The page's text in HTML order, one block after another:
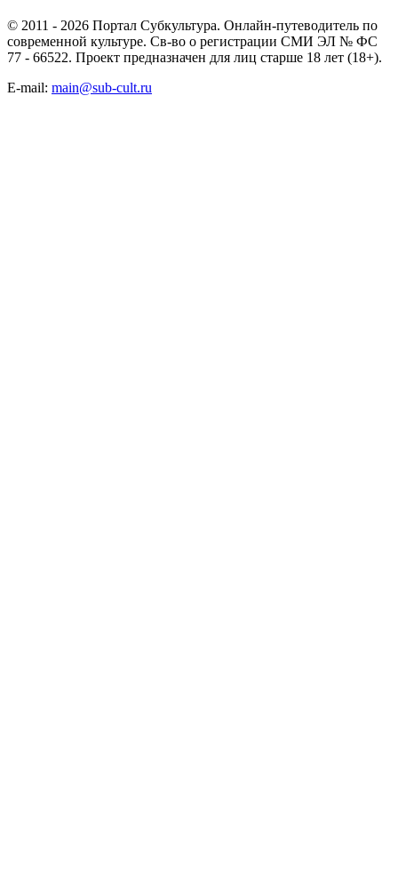
© 2011 - 2026 Портал Субкультура. Онлайн-путеводитель по
современной культуре. Св-во о регистрации СМИ ЭЛ № ФС
77 - 66522. Проект предназначен для лиц старше 18 лет (18+).
E-mail: main@sub-cult.ru